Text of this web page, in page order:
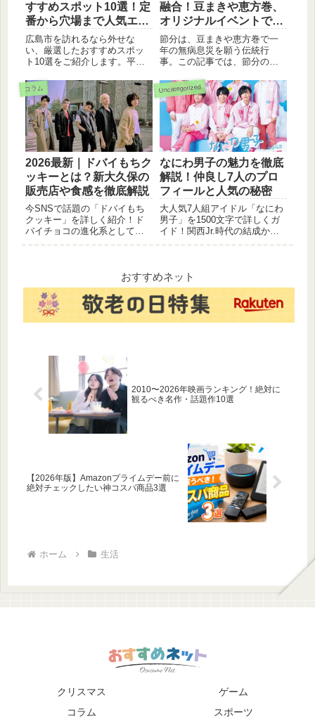
すすめスポット10選！定
番から穴場まで人気エリ
アを徹底解説
広島市を訪れるなら外せな
い、厳選したおすすめスポッ
ト10選をご紹介します。平和
定番から、カープファン必見
のスタジアム、美しい庭園ま
で、広島観光を存分に楽しめ
る人気エリアをまとめまし
た。
融合！豆まきや恵方巻、
オリジナルイベントで福
を呼び込もう
節分は、豆まきや恵方巻で一
年の無病息災を願う伝統行
事。この記事では、節分の由
方巻の選び方などをわかりや
すく解説。さらに、子供から
大人まで楽しめるイベントア
イデアも多数紹介！今年の節
分は、家族みんなで楽しく過
ごしましょう。2025年の恵方
は西南西です。
コラム
2026最新｜ドバイもちク
ッキーとは？新大久保の
販売店や食感を徹底解説
今SNSで話題の「ドバイもち
クッキー」を詳しく紹介！ド
バイチョコの進化系として韓
もちもち食感が加わった最新
スイーツの魅力、買える場所
や価格情報をまとめました。
Uncategorized
なにわ男子の魅力を徹底
解説！仲良し7人のプロ
フィールと人気の秘密
大人気7人組アイドル「なにわ
男子」を1500文字で詳しくガ
イド！関西Jr.時代の結成から
の魅力、個性豊かなメンバー
のプロフィールまで魅力を余
すことなくお届けします。
おすすめネット
2010〜2026年映画ランキング！絶対に
観るべき名作・話題作10選
【2026年版】Amazonプライムデー前に
絶対チェックしたい神コスパ商品3選
ホーム 生活
クリスマス
ゲーム
コラム
スポーツ